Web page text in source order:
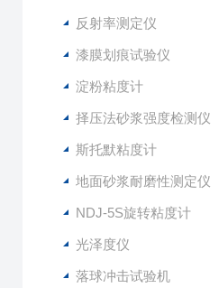
反射率测定仪
漆膜划痕试验仪
淀粉粘度计
择压法砂浆强度检测仪
斯托默粘度计
地面砂浆耐磨性测定仪
NDJ-5S旋转粘度计
光泽度仪
落球冲击试验机